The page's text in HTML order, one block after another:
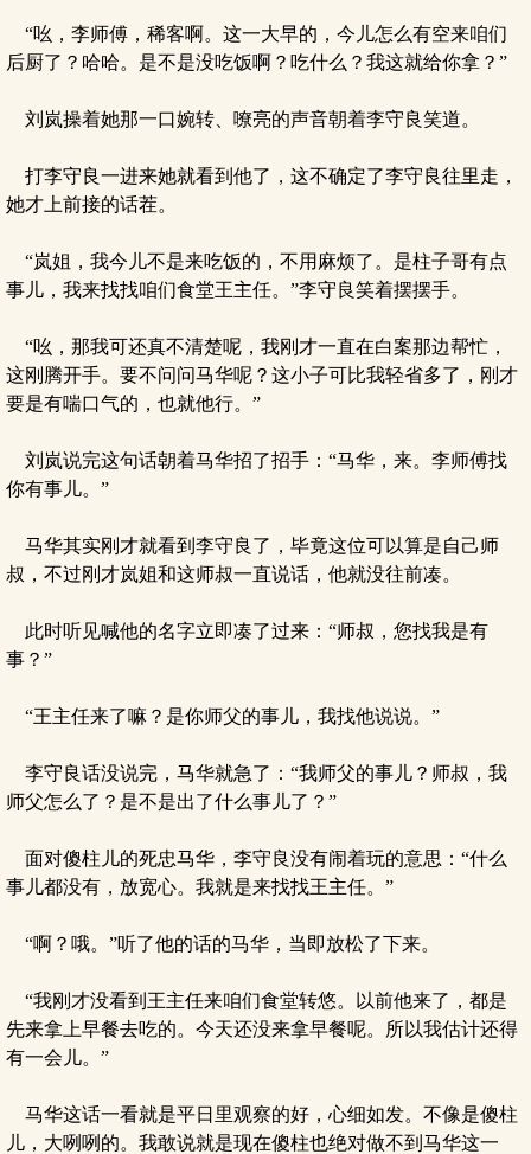
“吆，李师傅，稀客啊。这一大早的，今儿怎么有空来咱们
后厨了？哈哈。是不是没吃饭啊？吃什么？我这就给你拿？”
刘岚操着她那一口婉转、嘹亮的声音朝着李守良笑道。
打李守良一进来她就看到他了，这不确定了李守良往里走，
她才上前接的话茬。
“岚姐，我今儿不是来吃饭的，不用麻烦了。是柱子哥有点
事儿，我来找找咱们食堂王主任。”李守良笑着摆摆手。
“吆，那我可还真不清楚呢，我刚才一直在白案那边帮忙，
这刚腾开手。要不问问马华呢？这小子可比我轻省多了，刚才
要是有喘口气的，也就他行。”
刘岚说完这句话朝着马华招了招手：“马华，来。李师傅找
你有事儿。”
马华其实刚才就看到李守良了，毕竟这位可以算是自己师
叔，不过刚才岚姐和这师叔一直说话，他就没往前凑。
此时听见喊他的名字立即凑了过来：“师叔，您找我是有
事？”
“王主任来了嘛？是你师父的事儿，我找他说说。”
李守良话没说完，马华就急了：“我师父的事儿？师叔，我
师父怎么了？是不是出了什么事儿了？”
面对傻柱儿的死忠马华，李守良没有闹着玩的意思：“什么
事儿都没有，放宽心。我就是来找找王主任。”
“啊？哦。”听了他的话的马华，当即放松了下来。
“我刚才没看到王主任来咱们食堂转悠。以前他来了，都是
先来拿上早餐去吃的。今天还没来拿早餐呢。所以我估计还得
有一会儿。”
马华这话一看就是平日里观察的好，心细如发。不像是傻柱
儿，大咧咧的。我敢说就是现在傻柱也绝对做不到马华这一